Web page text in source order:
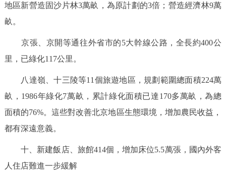
地區新營造固沙片林3萬畝，為原計劃的3倍；營造經濟林9萬
畝。
京張、京開等通往外省市的5大幹線公路，全長約400公
里，已綠化117公里。
八達嶺、十三陵等11個旅遊地區，規劃範圍總面積224萬
畝，1986年綠化7萬畝，累計綠化面積已達170多萬畝，為總
面積的76%。這些對改善北京地區生態環境，增加農民收益，
都有深遠意義。
十、新建飯店、旅館414個，增加床位5.5萬張，國內外客
人住店難進一步緩解